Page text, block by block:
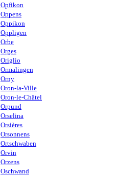
Opfikon
Oppens
Oppikon
Oppligen
Orbe
Orges
Origlio
Ormalingen
Orny
Oron-la-Ville
Oron-le-Châtel
Orpund
Orselina
Orsières
Orsonnens
Ortschwaben
Orvin
Orzens
Oschwand